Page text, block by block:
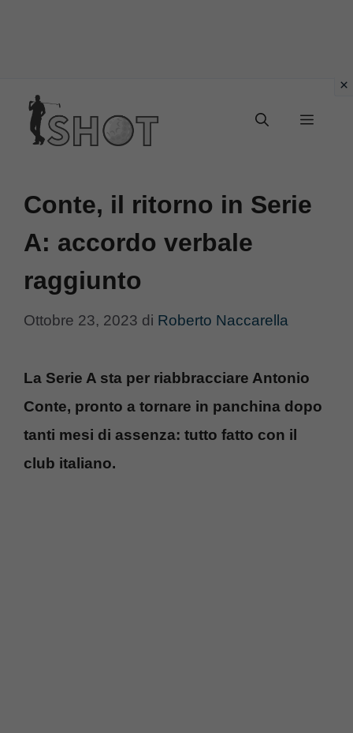
contenuto
Menu
Conte, il ritorno in Serie
A: accordo verbale
raggiunto
Ottobre 23, 2023 di Roberto Naccarella
La Serie A sta per riabbracciare Antonio
Conte, pronto a tornare in panchina dopo
tanti mesi di assenza: tutto fatto con il
club italiano.